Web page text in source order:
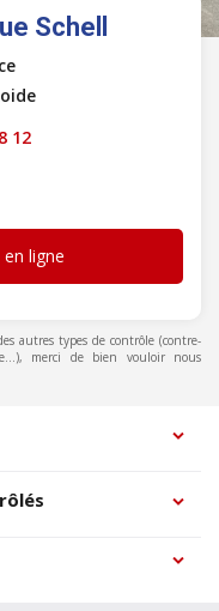
Schell
12
ligne
autres types de contrôle (contre-
merci de bien vouloir nous